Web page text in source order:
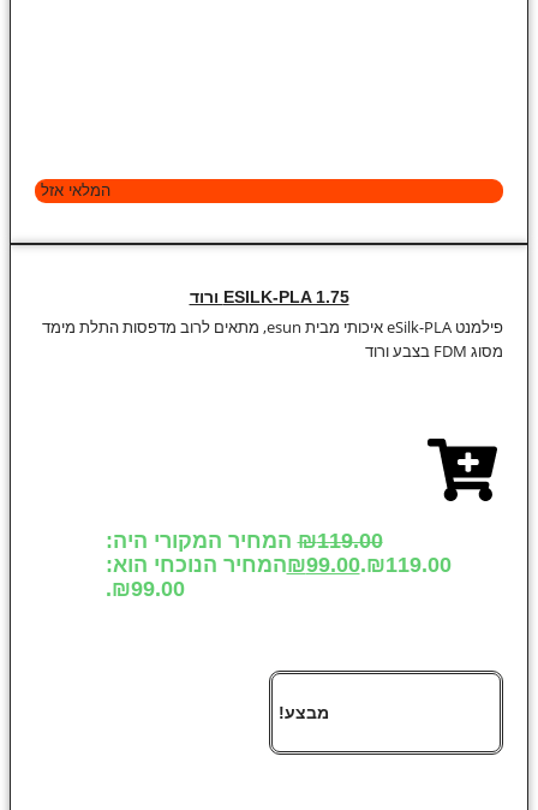
המלאי אזל
ESILK-PLA 1.75 ורוד
פילמנט eSilk-PLA איכותי מבית esun, מתאים לרוב מדפסות התלת מימד
מסוג FDM בצבע ורוד
₪119.00
המחיר המקורי היה:
₪119.00.
₪99.00
המחיר הנוכחי הוא:
₪99.00.
מבצע!